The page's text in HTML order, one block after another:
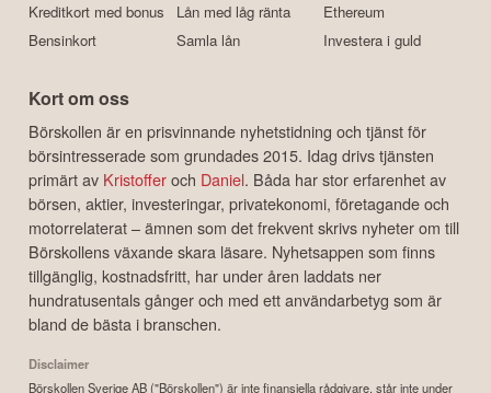
Kreditkort med bonus
Bensinkort
Lån med låg ränta
Samla lån
Ethereum
Investera i guld
Kort om oss
Börskollen är en prisvinnande nyhetstidning och tjänst för
börsintresserade som grundades 2015. Idag drivs tjänsten
primärt av Kristofferoch Daniel. Båda har stor erfarenhet av
börsen, aktier, investeringar, privatekonomi, företagande och
motorrelaterat – ämnen som det frekvent skrivs nyheter om till
Börskollens växande skara läsare. Nyhetsappen som finns
tillgänglig, kostnadsfritt, har under åren laddats ner
hundratusentals gånger och med ett användarbetyg som är
bland de bästa i branschen.
Disclaimer
Börskollen Sverige AB ("Börskollen") är inte finansiella rådgivare, står inte under